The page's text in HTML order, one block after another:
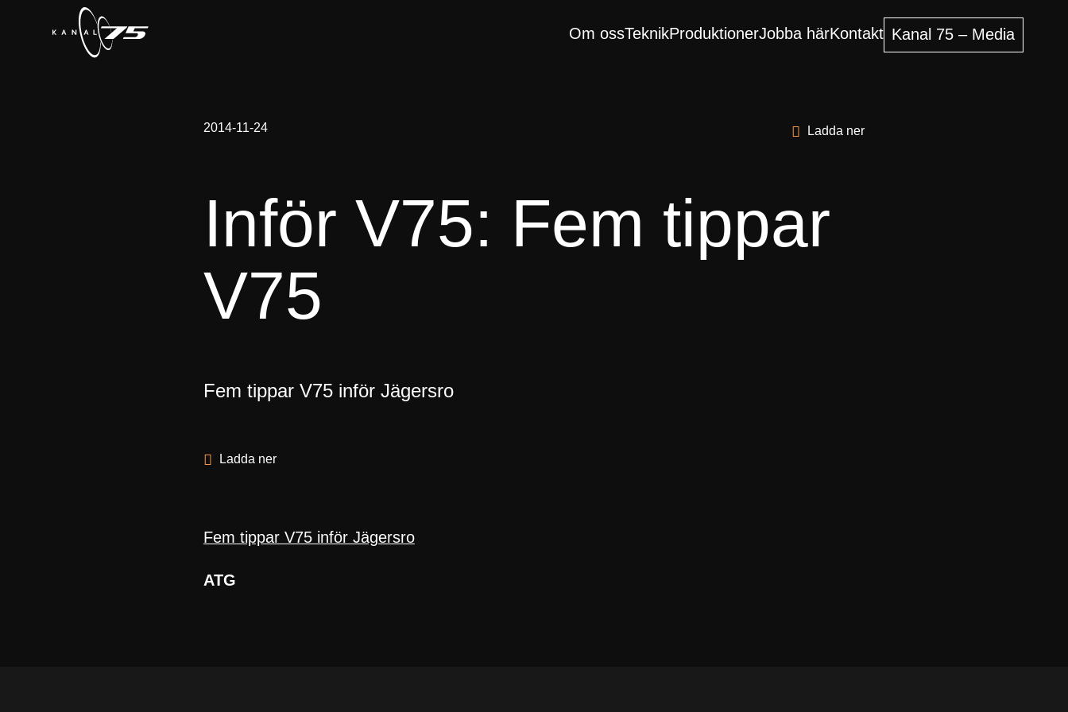
Om ossTeknikProduktionerJobba härKontakt Kanal 75 – Media
2014-11-24 Ladda ner
Inför V75: Fem tippar
V75
Fem tippar V75 inför Jägersro
Fem tippar V75 inför Jägersro
Ladda ner
ATG